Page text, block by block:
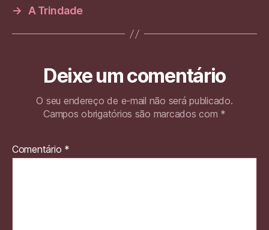
→ A Trindade
Deixe um comentário
O seu endereço de e-mail não será publicado.
Campos obrigatórios são marcados com *
Comentário *